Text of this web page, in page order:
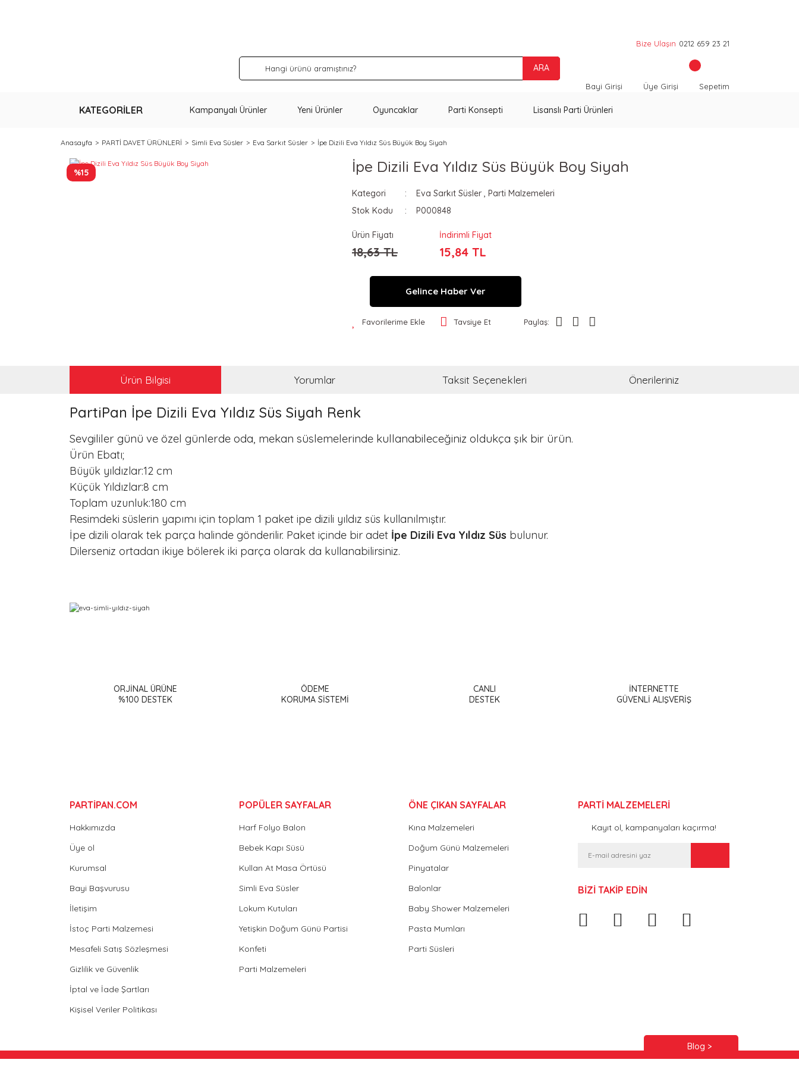
ARA
Bize Ulaşın 0212 659 23 21
Bayi Girişi Üye Girişi Sepetim
KATEGORİLER Kampanyalı Ürünler Yeni Ürünler Oyuncaklar Parti Konsepti Lisanslı Parti Ürünleri
Anasayfa PARTİ DAVET ÜRÜNLERİ Simli Eva Süsler Eva Sarkıt Süsler İpe Dizili Eva Yıldız Süs Büyük Boy Siyah
%15 İpe Dizili Eva Yıldız Süs Büyük Boy Siyah
Kategori Eva Sarkıt Süsler , Parti Malzemeleri
Stok Kodu
P000848
Ürün Fiyatı
18,63 TL
İndirimli Fiyat
15,84 TL
Gelince Haber Ver
Favorilerime Ekle Tavsiye Et Paylaş:
Ürün Bilgisi Yorumlar Taksit Seçenekleri Önerileriniz
PartiPan İpe Dizili Eva Yıldız Süs Siyah Renk
Sevgililer günü ve özel günlerde oda, mekan süslemelerinde kullanabileceğiniz oldukça şık bir ürün.
Ürün Ebatı;
Büyük yıldızlar:12 cm
Küçük Yıldızlar:8 cm
Toplam uzunluk:180 cm
Resimdeki süslerin yapımı için toplam 1 paket ipe dizili yıldız süs kullanılmıştır.
İpe dizili olarak tek parça halinde gönderilir. Paket içinde bir adet İpe Dizili Eva Yıldız Süs bulunur.
Dilerseniz ortadan ikiye bölerek iki parça olarak da kullanabilirsiniz.
Ürün resmi kalitesiz, bozuk veya görüntülenemiyor.
ORJİNAL ÜRÜNE
%100 DESTEK
ÖDEME
KORUMA SİSTEMİ
CANLI
DESTEK
İNTERNETTE
GÜVENLİ ALIŞVERİŞ
PARTİPAN.COM
Hakkımızda
Üye ol
Kurumsal
Bayi Başvurusu
İletişim
İstoç Parti Malzemesi
Mesafeli Satış Sözleşmesi
Gizlilik ve Güvenlik
İptal ve İade Şartları
Kişisel Veriler Politikası
POPÜLER SAYFALAR
Harf Folyo Balon
Bebek Kapı Süsü
Kullan At Masa Örtüsü
Simli Eva Süsler
Lokum Kutuları
Yetişkin Doğum Günü Partisi
Konfeti
Parti Malzemeleri
ÖNE ÇIKAN SAYFALAR
Kına Malzemeleri
Doğum Günü Malzemeleri
Pinyatalar
Balonlar
Baby Shower Malzemeleri
Pasta Mumları
Parti Süsleri
PARTİ MALZEMELERİ
Kayıt ol, kampanyaları kaçırma!
BİZİ TAKİP EDİN
Blog >